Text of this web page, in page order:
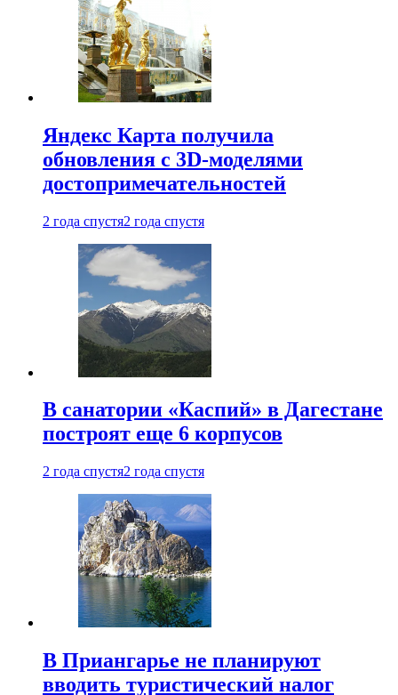
Яндекс Карта получила
обновления с 3D-моделями
достопримечательностей
2 года спустя2 года спустя
В санатории «Каспий» в Дагестане
построят еще 6 корпусов
2 года спустя2 года спустя
В Приангарье не планируют
вводить туристический налог